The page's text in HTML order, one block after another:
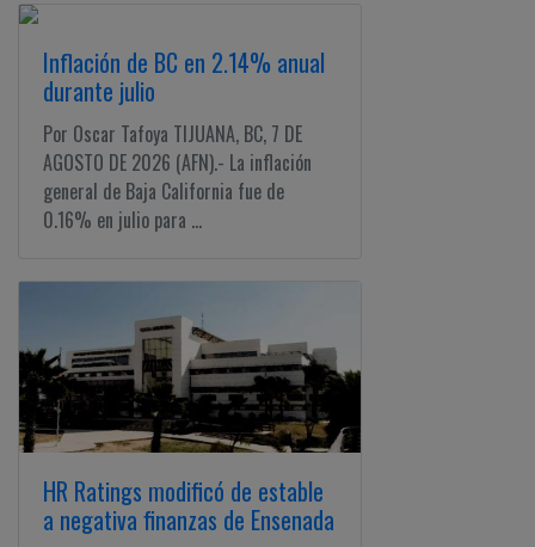
Inflación de BC en 2.14% anual
durante julio
Por Oscar Tafoya TIJUANA, BC, 7 DE
AGOSTO DE 2026 (AFN).- La inflación
general de Baja California fue de
0.16% en julio para ...
HR Ratings modificó de estable
a negativa finanzas de Ensenada